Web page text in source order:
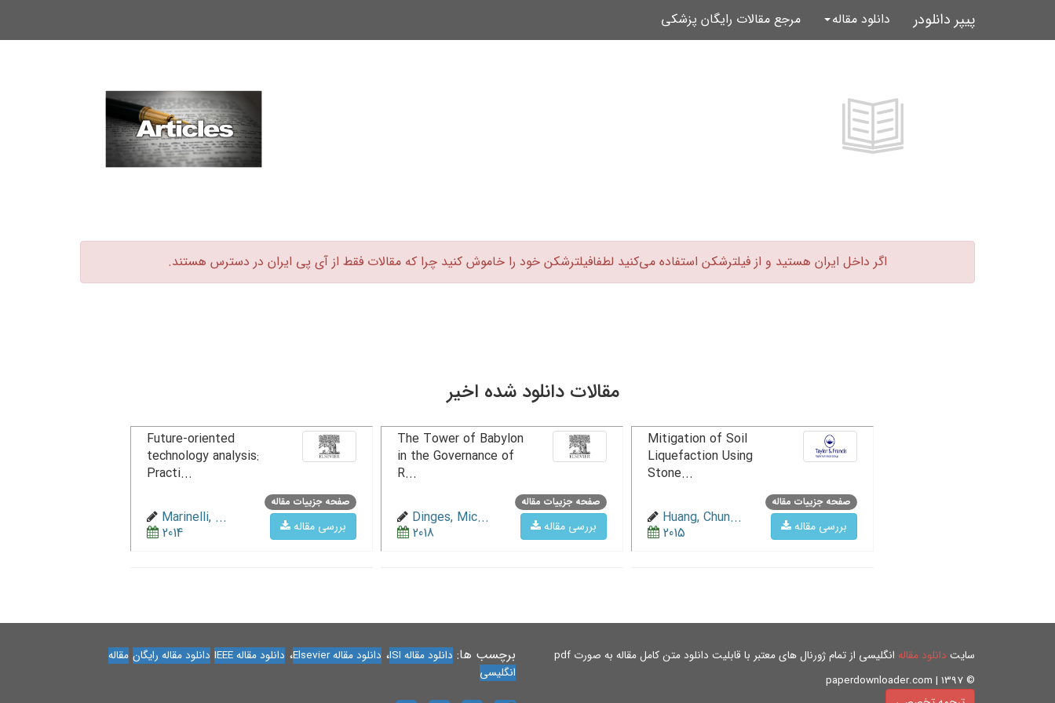
پیپر دانلودر دانلود مقاله مرجع مقالات رایگان پزشکی
اگر داخل ایران هستید و از فیلترشکن استفاده می‌کنید لطفافیلترشکن خود را خاموش کنید چرا که مقالات فقط از آی پی ایران در دسترس هستند.‏
مقالات دانلود شده اخیر
صفحه جزییات مقاله
بررسی مقاله
Mitigation of Soil
Liquefaction Using
Stone...
Huang, Chun...
2015
صفحه جزییات مقاله
بررسی مقاله
The Tower of Babylon
in the Governance of
R...
Dinges, Mic...
2018
صفحه جزییات مقاله
بررسی مقاله
Future-oriented
technology analysis:
Practi...
Marinelli, ...
2014
سایت دانلود مقاله انگلیسی از تمام ژورنال های معتبر با قابلیت دانلود متن کامل مقاله به صورت pdf
© paperdownloader.com | 1397
برچسب ها: دانلود مقاله ISI ، دانلود مقاله Elsevier ، دانلود مقاله IEEE دانلود مقاله رایگان مقاله
انگلیسی